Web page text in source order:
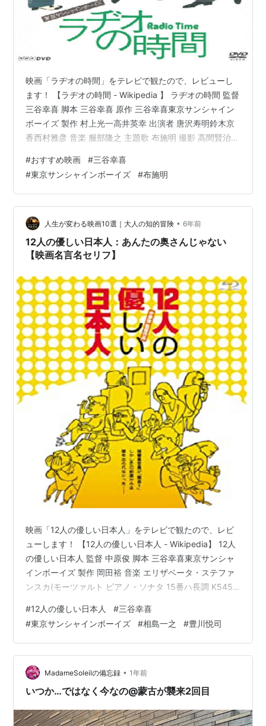
映画「ラヂオの時間」をテレビで観たので、レビューし
ます！ 【ラヂオの時間 - Wikipedia 】 ラヂオの時間 監督
三谷幸喜 脚本 三谷幸喜 原作 三谷幸喜東京サンシャイン
ボーイズ 製作 村上光一高井英幸 出演者 唐沢寿明鈴木京
香西村雅彦 音楽 服部隆之 主題歌 布施明 撮影 高間賢治
103分 製作国 日本 言語 日本語 配給収入 4億円[1] 【映画
「ラヂオの時間」：内容紹介】 ※ラヂオの時間 -
Wikipediaより抜粋 『ラヂオの時間』は、1993年に上演
された、劇団東京サンシャインボーイズの演劇。監督・
脚本は三…
#おすすめ映画 #三谷幸喜
#東京サンシャインボーイズ #布施明
人生が変わる映画10選｜大人の知的冒険 • 6年前
12人の優しい日本人：あんたの奥さんじゃない
【映画名言名セリフ】
映画「12人の優しい日本人」をテレビで観たので、レビ
ューします！ 【12人の優しい日本人 - Wikipedia】 12人
の優しい日本人 監督 中原俊 脚本 三谷幸喜東京サンシャ
インボーイズ 製作 岡田裕 音楽 エリザベータ・ステファ
ンスカ(モーツァルト ピアノ・ソナタ 15番ハ長調 K545)
ンチュリー・プロデューサーズサントリー日本テレビ放
送網 配給 アルゴプロジェクト 公開 1991年12月14日 上
映時間 116分 製作国 日本 言語 日本語 テン 【映画「12人
の優しい日本人」：内容紹介】 ※12人の優しい日本人 -
Wik…
#12人の優しい日本人 #三谷幸喜
#東京サンシャインボーイズ #相島一之 #豊川悦司
MadameSoleilの備忘録 • 1年前
いつか…ではなく今なの@蒙古が襲来2回目